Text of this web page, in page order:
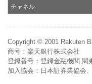
チャネル
Copyright © 2001 Rakuten
商号：楽天銀行株式会社
登録番号：登録金融機関 関
加入協会：日本証券業協会